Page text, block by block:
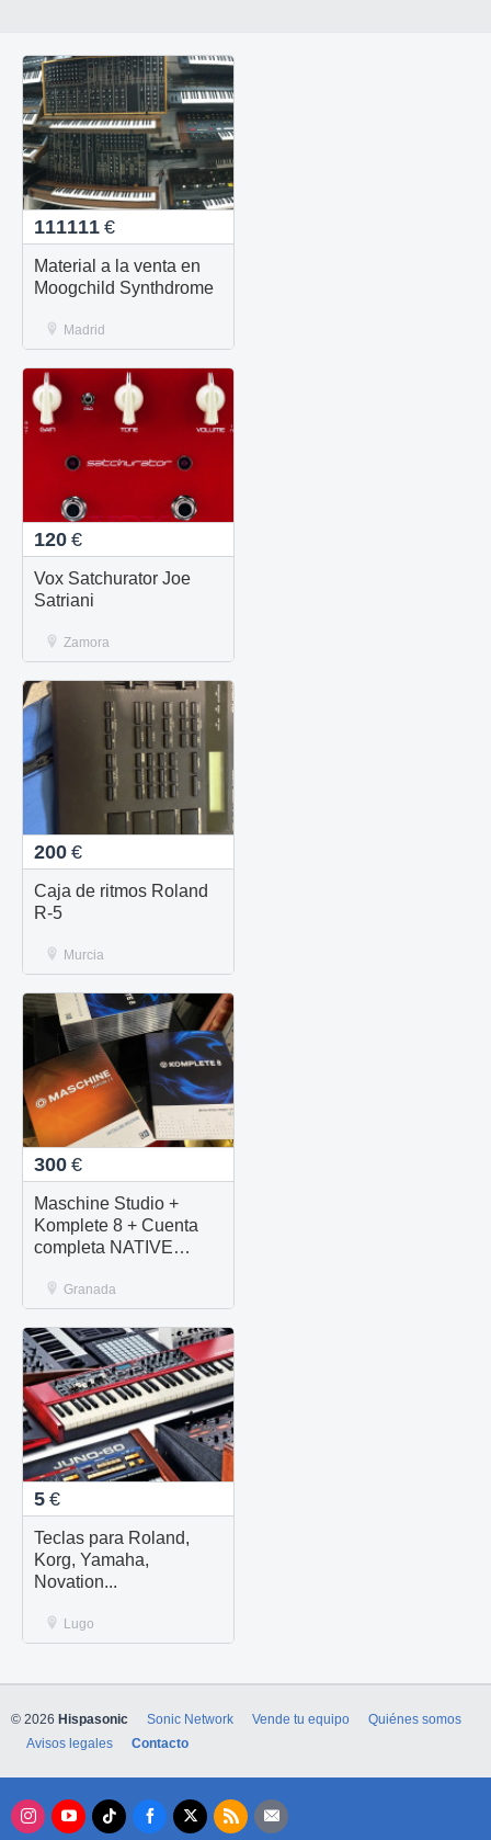
111111 €
Material a la venta en
Moogchild Synthdrome
Madrid
120 €
Vox Satchurator Joe
Satriani
Zamora
200 €
Caja de ritmos Roland
R-5
Murcia
300 €
Maschine Studio +
Komplete 8 + Cuenta
completa NATIVE
Granada
5 €
Teclas para Roland,
Korg, Yamaha,
Novation...
Lugo
© 2026 Hispasonic Sonic Network Vende tu equipo
Quiénes somos
Avisos legales
Contacto